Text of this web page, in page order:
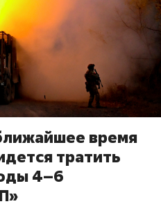
время
тратить
4–6